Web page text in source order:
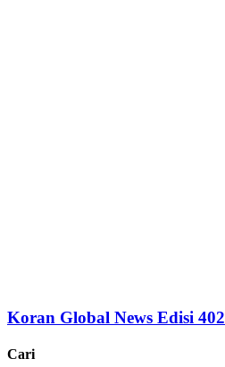
Koran Global News Edisi 402
Cari